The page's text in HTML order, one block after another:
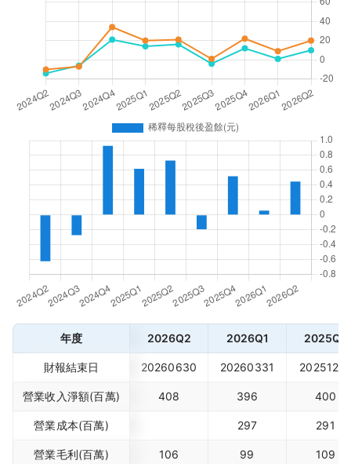
年度 2026Q2 2026Q1 2025Q4
財報結束日 20260630 20260331 20251231
營業收入淨額(百萬) 408 396 400
營業成本(百萬) 297 291
營業毛利(百萬) 106 99 109